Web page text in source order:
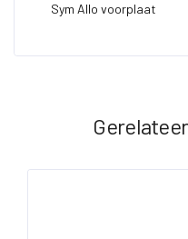
Sym Allo voorplaat